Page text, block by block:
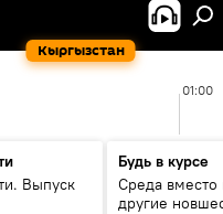
Кыргызстан
01:00
Выпуск
Будь в курсе
Среда вместо
другие